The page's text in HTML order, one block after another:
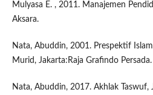
Mulyasa E. , 2011. Manajemen
Aksara.
Nata, Abuddin, 2001. Prespektif
Murid, Jakarta:Raja Grafindo Persada.
Nata, Abuddin, 2017. Akhlak Taswuf,